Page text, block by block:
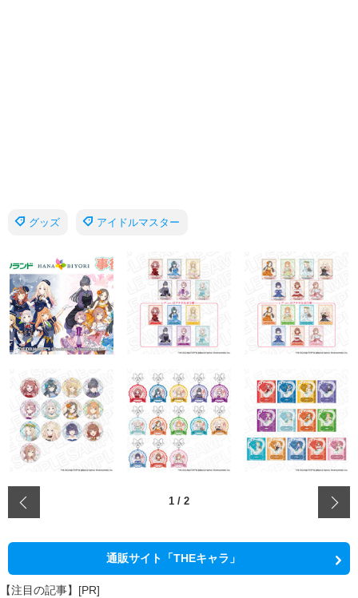
グッズ アイドルマスター
1 / 2
通販サイト「THEキャラ」
【注目の記事】[PR]